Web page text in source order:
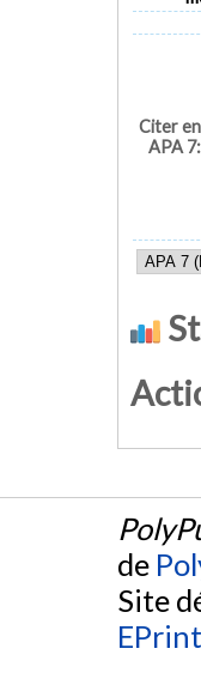
Citer en
APA 7:
de
Site